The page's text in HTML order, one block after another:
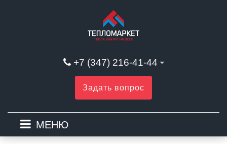
+7 (347) 216-41-44
Задать вопрос
МЕНЮ